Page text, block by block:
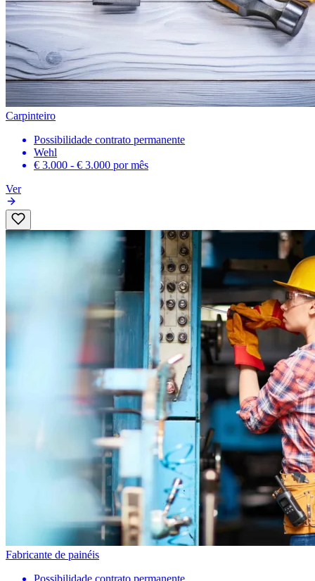
Carpinteiro
Possibilidade contrato permanente
Wehl
€ 3.000 - € 3.000 por mês
Ver
Fabricante de painéis